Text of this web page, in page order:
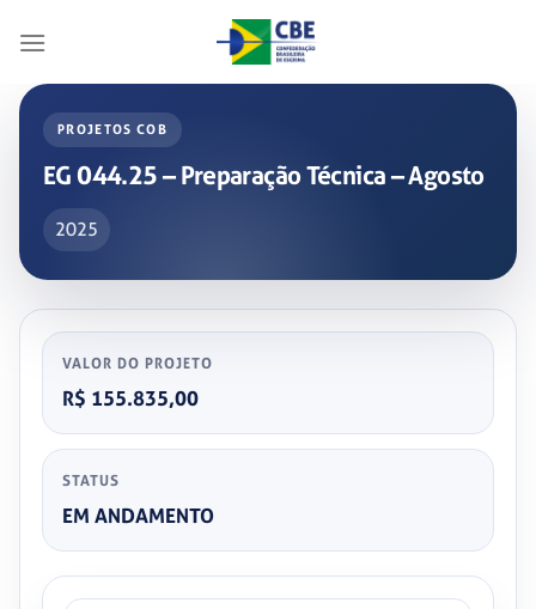
PROJETOS COB
EG 044.25 – Preparação Técnica – Agosto
2025
VALOR DO PROJETO
R$ 155.835,00
STATUS
EM ANDAMENTO